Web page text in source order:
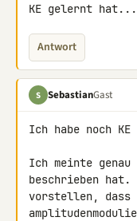
KE gelernt hat...
Antwort
S SebastianGast
Ich habe noch
Ich meinte
beschrieben
vorstellen, dass